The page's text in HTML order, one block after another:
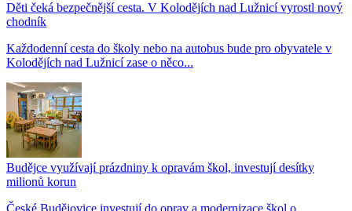
Děti čeká bezpečnější cesta. V Kolodějích nad Lužnicí vyrostl nový
chodník
Každodenní cesta do školy nebo na autobus bude pro obyvatele v
Kolodějích nad Lužnicí zase o něco...
Budějce využívají prázdniny k opravám škol, investují desítky
milionů korun